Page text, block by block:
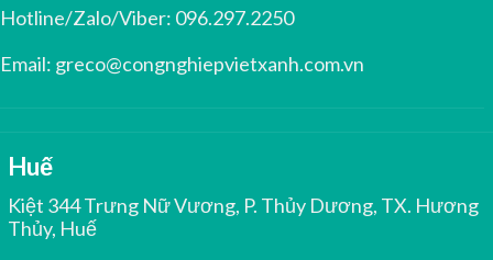
Hotline/Zalo/Viber: 096.297.2250
Email: greco@congnghiepvietxanh.com.vn
Huế
Kiệt 344 Trưng Nữ Vương, P. Thủy Dương, TX. Hương
Thủy, Huế